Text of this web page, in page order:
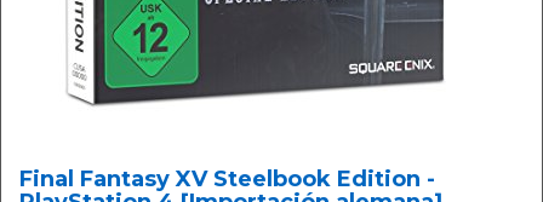
Final Fantasy XV Steelbook Edition -